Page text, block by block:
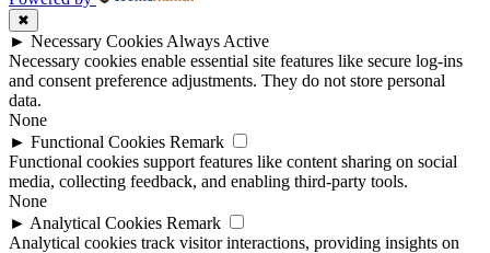
✖
► Necessary Cookies Always Active
Necessary cookies enable essential site features like secure log-ins
and consent preference adjustments. They do not store personal
data.
None
► Functional Cookies Remark
Functional cookies support features like content sharing on social
media, collecting feedback, and enabling third-party tools.
None
► Analytical Cookies Remark
Analytical cookies track visitor interactions, providing insights on